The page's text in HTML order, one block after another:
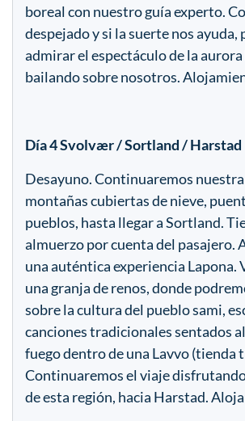
boreal con nuestro guía experto.
despejado y si la suerte nos ayuda,
admirar el espectáculo de la
bailando sobre nosotros.
Día 4 Svolvær / Sortland / Harstad
Desayuno. Continuaremos
montañas cubiertas de nieve,
pueblos, hasta llegar a Sortland.
almuerzo por cuenta del pasajero.
una auténtica experiencia Lapona.
una granja de renos, donde
sobre la cultura del pueblo sami,
canciones tradicionales sentados
fuego dentro de una Lavvo (tienda
Continuaremos el viaje
de esta región, hacia Harstad.